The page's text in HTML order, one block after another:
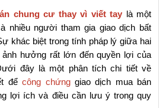
chung cư thay vì viết tay là một
nhiều người tham gia giao dịch bất
khác biệt trong tính pháp lý giữa hai
hưởng rất lớn đến quyền lợi của
đây là một phân tích chi tiết về
để công chứng giao dịch mua bán
lợi ích và điều cần lưu ý trong quy